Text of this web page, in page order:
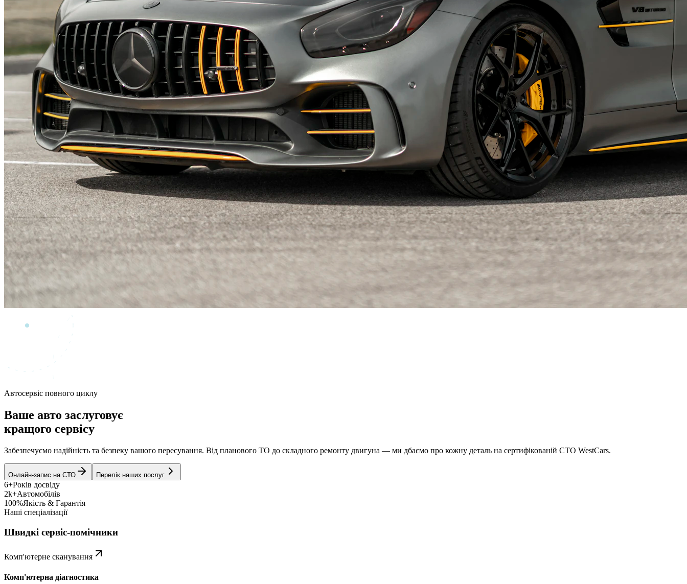
Автосервіс повного циклу
Ваше авто заслуговує
кращого сервісу
Забезпечуємо надійність та безпеку вашого пересування. Від планового ТО до складного ремонту двигуна — ми дбаємо про кожну деталь на сертифікованій СТО WestCars.
Онлайн-запис на СТО Перелік наших послуг
6+Років досвіду
2k+Автомобілів
100%Якість & Гарантія
Наші спеціалізації
Швидкі сервіс-помічники
Комп'ютерне сканування
Комп'ютерна діагностика